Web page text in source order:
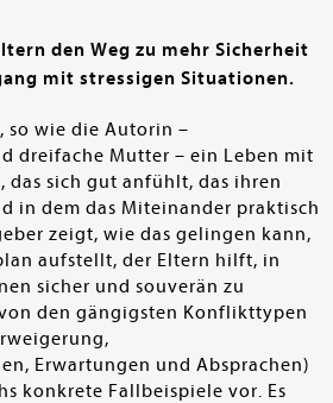
den Weg zu mehr Sicherheit
mit stressigen Situationen.
so wie die Autorin –
dreifache Mutter – ein Leben mit
das sich gut anfühlt, das ihren
in dem das Miteinander praktisch
zeigt, wie das gelingen kann,
aufstellt, der Eltern hilft, in
sicher und souverän zu
den gängigsten Konflikttypen
Erwartungen und Absprachen)
konkrete Fallbeispiele vor. Es